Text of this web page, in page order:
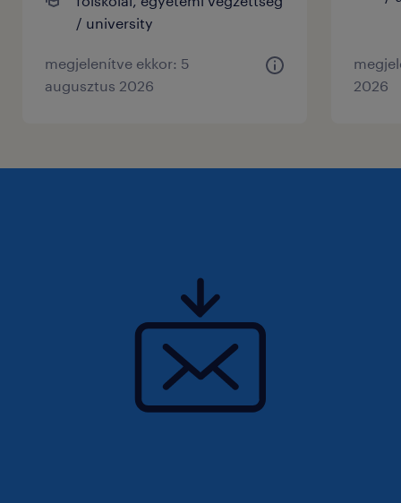
/ university
megjelenítve ekkor: 5
augusztus 2026
2026